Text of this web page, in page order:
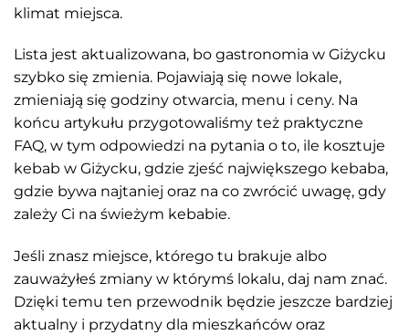
klimat miejsca.
Lista jest aktualizowana, bo gastronomia w Giżycku
szybko się zmienia. Pojawiają się nowe lokale,
zmieniają się godziny otwarcia, menu i ceny. Na
końcu artykułu przygotowaliśmy też praktyczne
FAQ, w tym odpowiedzi na pytania o to, ile kosztuje
kebab w Giżycku, gdzie zjeść największego kebaba,
gdzie bywa najtaniej oraz na co zwrócić uwagę, gdy
zależy Ci na świeżym kebabie.
Jeśli znasz miejsce, którego tu brakuje albo
zauważyłeś zmiany w którymś lokalu, daj nam znać.
Dzięki temu ten przewodnik będzie jeszcze bardziej
aktualny i przydatny dla mieszkańców oraz